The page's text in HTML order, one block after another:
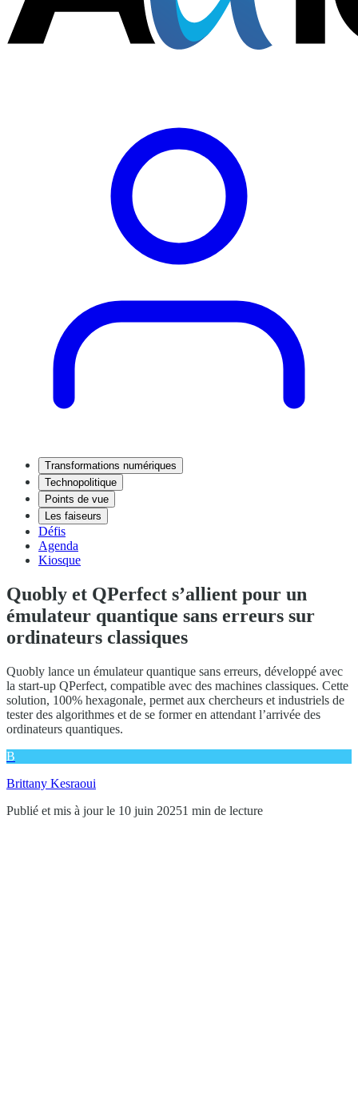
Transformations numériques
Technopolitique
Points de vue
Les faiseurs
Défis
Agenda
Kiosque
Quobly et QPerfect s’allient pour un
émulateur quantique sans erreurs sur
ordinateurs classiques
Quobly lance un émulateur quantique sans erreurs, développé avec
la start-up QPerfect, compatible avec des machines classiques. Cette
solution, 100% hexagonale, permet aux chercheurs et industriels de
tester des algorithmes et de se former en attendant l’arrivée des
ordinateurs quantiques.
B
Brittany Kesraoui
Publié et mis à jour le 10 juin 20251 min de lecture